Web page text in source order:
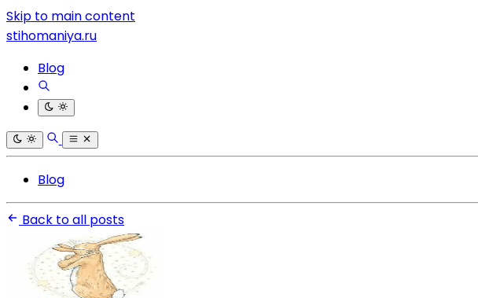
Skip to main content
stihomaniya.ru
Blog
Blog
Back to all posts